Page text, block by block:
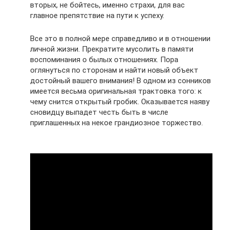
вторых, не бойтесь, именно страхи, для вас
главное препятствие на пути к успеху.
Все это в полной мере справедливо и в отношении
личной жизни. Прекратите мусолить в памяти
воспоминания о былых отношениях. Пора
оглянуться по сторонам и найти новый объект
достойный вашего внимания! В одном из сонников
имеется весьма оригинальная трактовка того: к
чему снится открытый гробик. Оказывается наяву
сновидцу выпадет честь быть в числе
приглашенных на некое грандиозное торжество.